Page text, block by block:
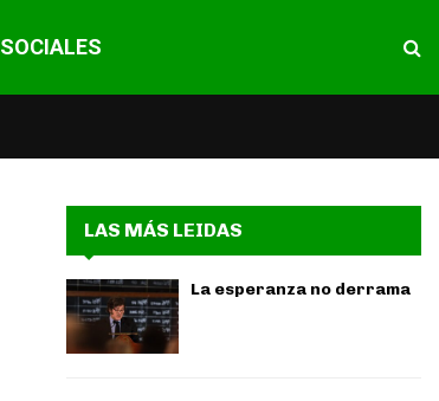
SOCIALES
LAS MÁS LEIDAS
La esperanza no derrama